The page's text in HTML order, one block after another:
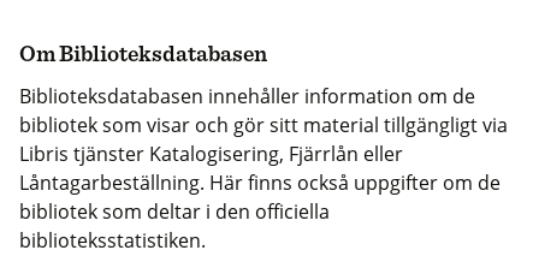
Om Biblioteksdatabasen
Biblioteksdatabasen innehåller information om de
bibliotek som visar och gör sitt material tillgängligt via
Libris tjänster Katalogisering, Fjärrlån eller
Låntagarbeställning. Här finns också uppgifter om de
bibliotek som deltar i den officiella
biblioteksstatistiken.